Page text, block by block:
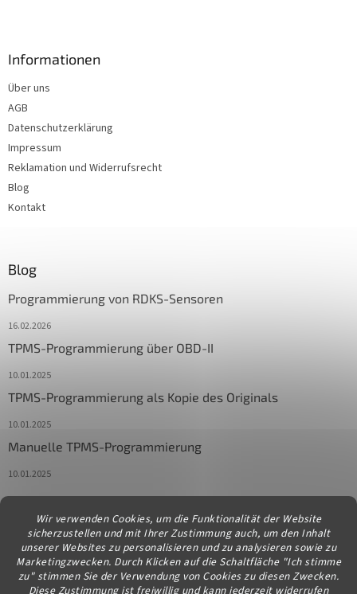
Wir verwenden Cookies, um die Funktionalität der Website
sicherzustellen und mit Ihrer Zustimmung auch, um den Inhalt
unserer Websites zu personalisieren und zu analysieren sowie zu
Marketingzwecken. Durch Klicken auf die Schaltfläche "Ich stimme
zu" stimmen Sie der Verwendung von Cookies zu diesen Zwecken.
Diese Zustimmung ist freiwillig und kann jederzeit widerrufen
Informationen
Über uns
AGB
Datenschutzerklärung
Impressum
Reklamation und Widerrufsrecht
Blog
Kontakt
Blog
Programmierung von RDKS-Sensoren
16.02.2026
TPMS-Programmierung über OBD-II
10.01.2025
TPMS-Programmierung als Kopie des Originals
10.01.2025
Manuelle TPMS-Programmierung
10.01.2025
Kontakt
info@diagstore.at